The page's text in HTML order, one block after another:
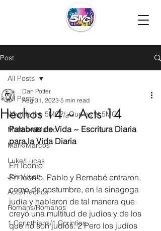
Post
All Posts
What is the 5MC?/¿Que es el 5MC?
Matthew/Mateo
Mark/Marcos
Luke/Lucas
John/Juan
Acts/Hechos
Romans/Romanos
1 Corinthians/1 Corintios
All Posts
Hechos 14 ~ Acts 14
Dan Potter
Aug 31, 2023 5 min read
Palabras de Vida ~ Escritura Diaria
para la Vida Diaria
En Iconio
En Iconio, Pablo y Bernabé entraron,
como de costumbre, en la sinagoga
judía y hablaron de tal manera que
creyó una multitud de judíos y de los
que no son judíos. 2 Pero los judíos